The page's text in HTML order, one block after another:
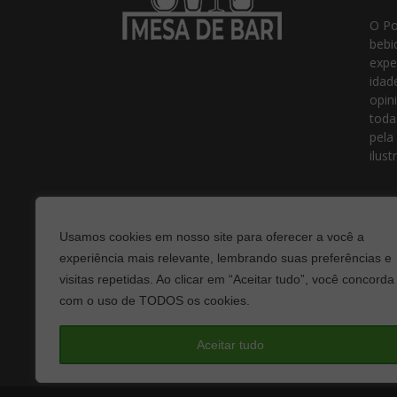
Usamos cookies em nosso site para oferecer a você a
experiência mais relevante, lembrando suas preferências e
visitas repetidas. Ao clicar em “Aceitar tudo”, você concorda
com o uso de TODOS os cookies.
Aceitar tudo
O